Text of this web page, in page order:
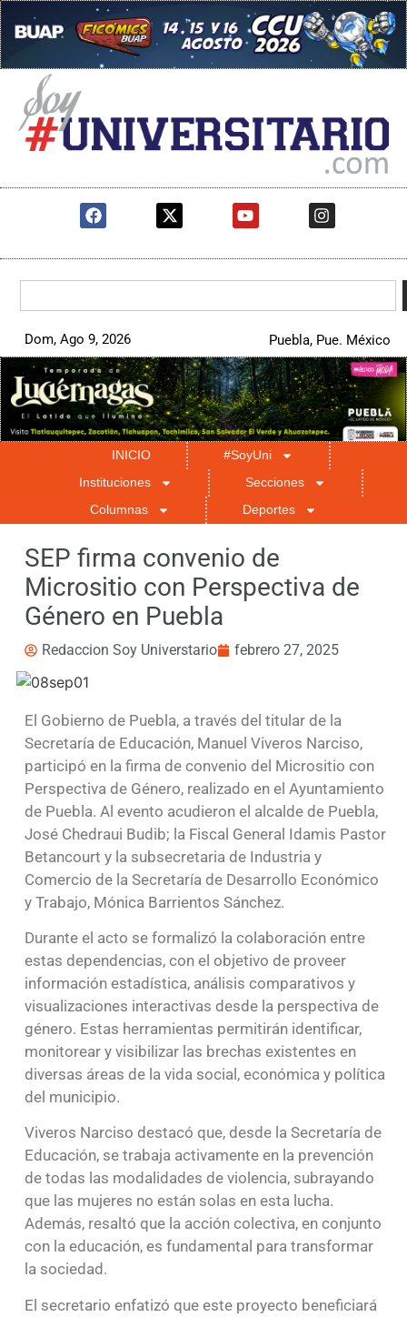
Dom, Ago 9, 2026 Puebla, Pue. México
INICIO
#SoyUni
Instituciones
Secciones
Columnas
Deportes
SEP firma convenio de
Micrositio con Perspectiva de
Género en Puebla
Redaccion Soy Universtario febrero 27, 2025
El Gobierno de Puebla, a través del titular de la
Secretaría de Educación, Manuel Viveros Narciso,
participó en la firma de convenio del Micrositio con
Perspectiva de Género, realizado en el Ayuntamiento
de Puebla. Al evento acudieron el alcalde de Puebla,
José Chedraui Budib; la Fiscal General Idamis Pastor
Betancourt y la subsecretaria de Industria y
Comercio de la Secretaría de Desarrollo Económico
y Trabajo, Mónica Barrientos Sánchez.
Durante el acto se formalizó la colaboración entre
estas dependencias, con el objetivo de proveer
información estadística, análisis comparativos y
visualizaciones interactivas desde la perspectiva de
género. Estas herramientas permitirán identificar,
monitorear y visibilizar las brechas existentes en
diversas áreas de la vida social, económica y política
del municipio.
Viveros Narciso destacó que, desde la Secretaría de
Educación, se trabaja activamente en la prevención
de todas las modalidades de violencia, subrayando
que las mujeres no están solas en esta lucha.
Además, resaltó que la acción colectiva, en conjunto
con la educación, es fundamental para transformar
la sociedad.
El secretario enfatizó que este proyecto beneficiará